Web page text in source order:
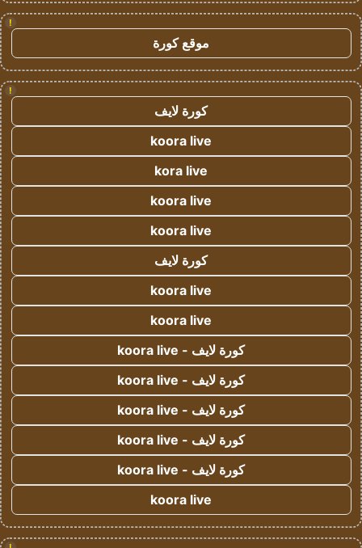
!
موقع كورة
!
كورة لايف
koora live
kora live
koora live
koora live
كورة لايف
koora live
koora live
كورة لايف - koora live
كورة لايف - koora live
كورة لايف - koora live
كورة لايف - koora live
كورة لايف - koora live
koora live